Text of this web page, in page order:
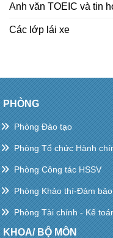
Anh văn TOEIC và tin
Các lớp lái xe
PHÒNG
Phòng Đào tạo
Phòng Tổ chức Hành
Phòng Công tác HSSV
Phòng Khảo thí-Đảm
Phòng Tài chính - Kế
KHOA/ BỘ MÔN